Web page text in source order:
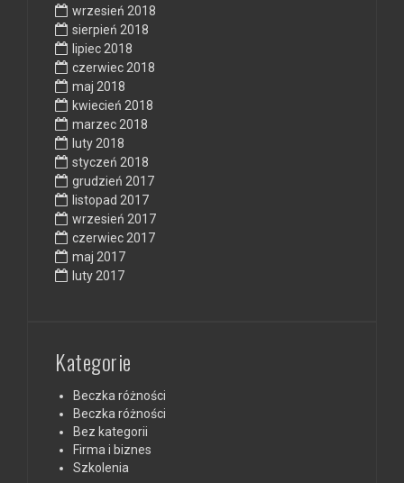
wrzesień 2018
sierpień 2018
lipiec 2018
czerwiec 2018
maj 2018
kwiecień 2018
marzec 2018
luty 2018
styczeń 2018
grudzień 2017
listopad 2017
wrzesień 2017
czerwiec 2017
maj 2017
luty 2017
Kategorie
Beczka różności
Beczka różności
Bez kategorii
Firma i biznes
Szkolenia